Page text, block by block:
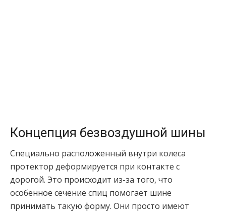
Концепция безвоздушной шины
Специально расположенный внутри колеса
протектор деформируется при контакте с
дорогой. Это происходит из-за того, что
особенное сечение спиц помогает шине
принимать такую форму. Они просто имеют